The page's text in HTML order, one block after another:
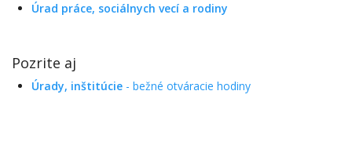
Úrad práce, sociálnych vecí a rodiny
Pozrite aj
Úrady, inštitúcie - bežné otváracie hodiny